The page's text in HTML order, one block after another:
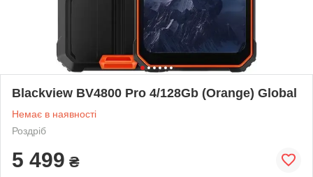
Blackview BV4800 Pro 4/128Gb (Orange) Global
Немає в наявності
Роздріб
5 499 ₴